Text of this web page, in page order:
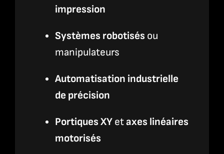
impression
Systèmes robotisés ou
manipulateurs
Automatisation industrielle
de précision
Portiques XYetaxes linéaires
motorisés